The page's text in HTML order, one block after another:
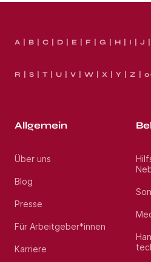
A B C D E F G H I J
R S T U V W X Y Z
Allgemein
Über uns
Blog
Presse
Für Arbeitgeber*innen
Karriere